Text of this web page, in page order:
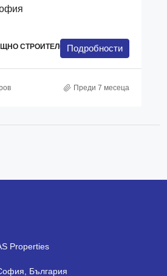
СТРОИТЕЛСТВОПодробности
Преди 7 месеца
Properties
България